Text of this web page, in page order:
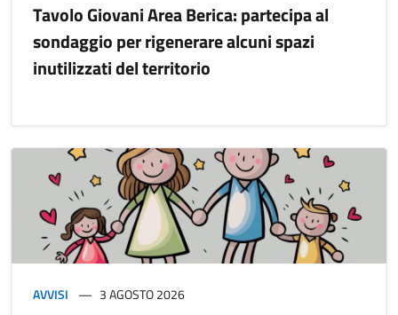
Tavolo Giovani Area Berica: partecipa al
sondaggio per rigenerare alcuni spazi
inutilizzati del territorio
AVVISI 3 AGOSTO 2026